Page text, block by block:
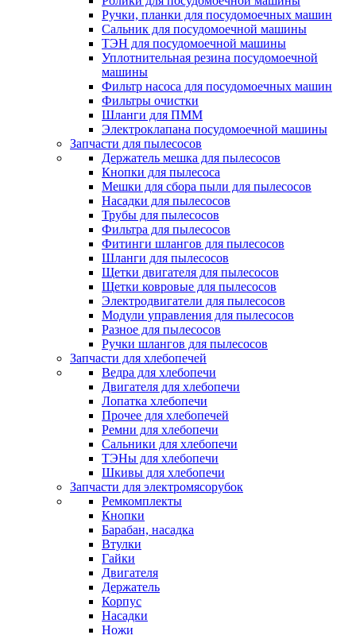
Ручки, планки для посудомоечных машин
Сальник для посудомоечной машины
ТЭН для посудомоечной машины
Уплотнительная резина посудомоечной
машины
Фильтр насоса для посудомоечных машин
Фильтры очистки
Шланги для ПММ
Электроклапана посудомоечной машины
Запчасти для пылесосов
Держатель мешка для пылесосов
Кнопки для пылесоса
Мешки для сбора пыли для пылесосов
Насадки для пылесосов
Трубы для пылесосов
Фильтра для пылесосов
Фитинги шлангов для пылесосов
Шланги для пылесосов
Щетки двигателя для пылесосов
Щетки ковровые для пылесосов
Электродвигатели для пылесосов
Модули управления для пылесосов
Разное для пылесосов
Ручки шлангов для пылесосов
Запчасти для хлебопечей
Ведра для хлебопечи
Двигателя для хлебопечи
Лопатка хлебопечи
Прочее для хлебопечей
Ремни для хлебопечи
Сальники для хлебопечи
ТЭНы для хлебопечи
Шкивы для хлебопечи
Запчасти для электромясорубок
Ремкомплекты
Кнопки
Барабан, насадка
Втулки
Гайки
Двигателя
Держатель
Корпус
Насадки
Ножи